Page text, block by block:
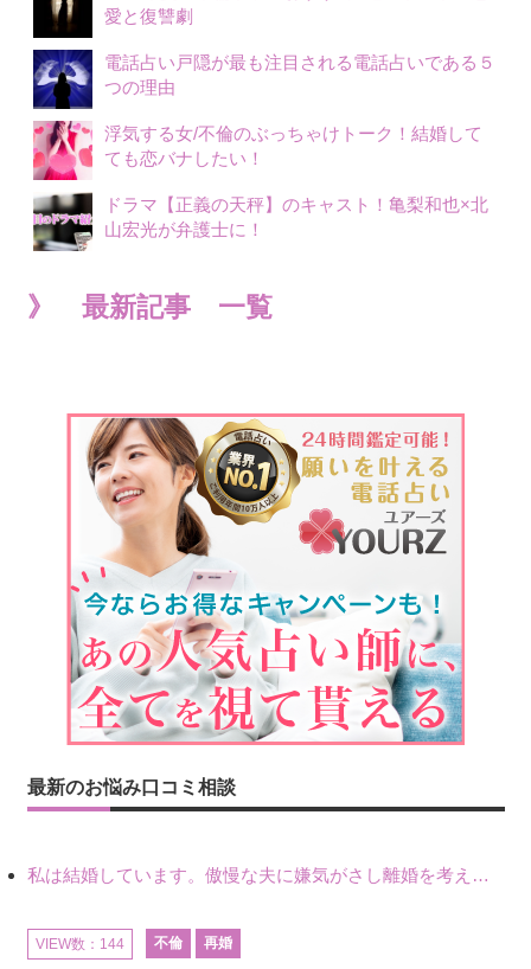
愛と復讐劇
電話占い戸隠が最も注目される電話占いである５
つの理由
浮気する女/不倫のぶっちゃけトーク！結婚して
ても恋バナしたい！
ドラマ【正義の天秤】のキャスト！亀梨和也×北
山宏光が弁護士に！
》 最新記事 一覧
最新のお悩み口コミ相談
私は結婚しています。傲慢な夫に嫌気がさし離婚を考えていたときに、彼と出会いました。彼には恋人がいましたが、話をするうちに、夫とのことを相談するようにな
VIEW数：144 不倫 再婚